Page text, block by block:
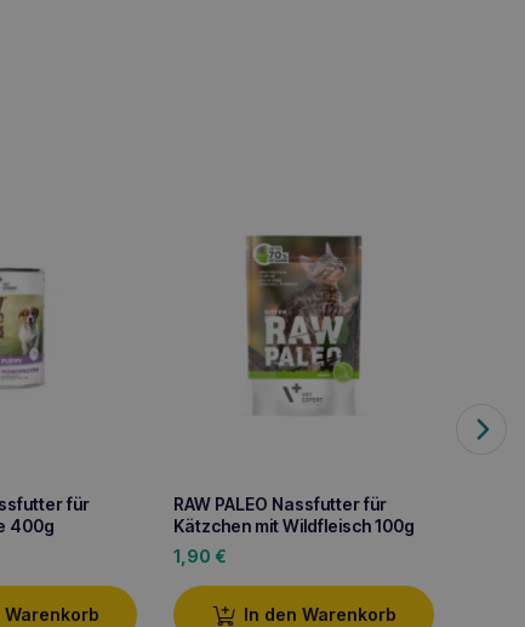
für
400g
Warenkorb
RAW PALEO Nassfutter für
Kätzchen mit Wildfleisch 100g
1,90 €
In den Warenkorb